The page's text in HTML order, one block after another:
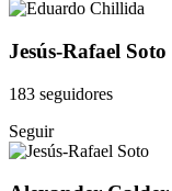
Jesús-Rafael Soto
183 seguidores
Seguir